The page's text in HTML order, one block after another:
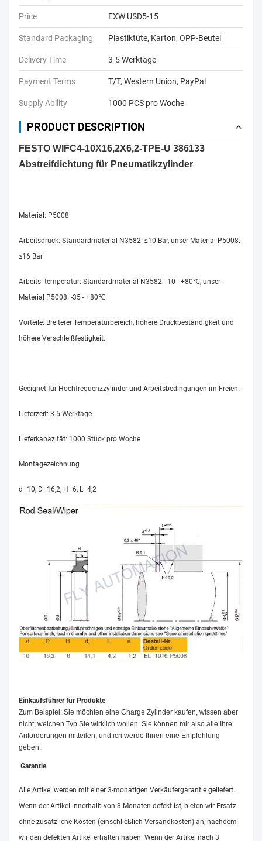
Price EXW USD5-15
Standard Packaging Plastiktüte, Karton, OPP-Beutel
Delivery Time 3-5 Werktage
Payment Terms T/T, Western Union, PayPal
Supply Ability 1000 PCS pro Woche
PRODUCT DESCRIPTION
FESTO WIFC4-10X16,2X6,2-TPE-U 386133
Abstreifdichtung für Pneumatikzylinder
Material: P5008
Arbeitsdruck: Standardmaterial N3582: ≤10 Bar, unser Material P5008:
≤16 Bar
Arbeits temperatur: Standardmaterial N3582: -10 - +80℃, unser
Material P5008: -35 - +80℃
Vorteile: Breiterer Temperaturbereich, höhere Druckbeständigkeit und
höhere Verschleißfestigkeit.
Geeignet für Hochfrequenzzylinder und Arbeitsbedingungen im Freien.
Lieferzeit: 3-5 Werktage
Lieferkapazität: 1000 Stück pro Woche
Montagezeichnung
d=10, D=16,2, H=6, L=4,2
Einkaufsführer für Produkte
Zum Beispiel: Sie möchten eine Charge Zylinder kaufen, wissen aber
nicht, welchen Typ Sie wirklich wollen. Sie können mir also alle Ihre
Anforderungen mitteilen, und ich werde Ihnen eine Empfehlung
geben.
Garantie
Alle Artikel werden mit einer 3-monatigen Verkäufergarantie geliefert.
Wenn der Artikel innerhalb von 3 Monaten defekt ist, bieten wir Ersatz
ohne zusätzliche Kosten (einschließlich Versandkosten) an, nachdem
wir den defekten Artikel erhalten haben. Wenn der Artikel nach 3